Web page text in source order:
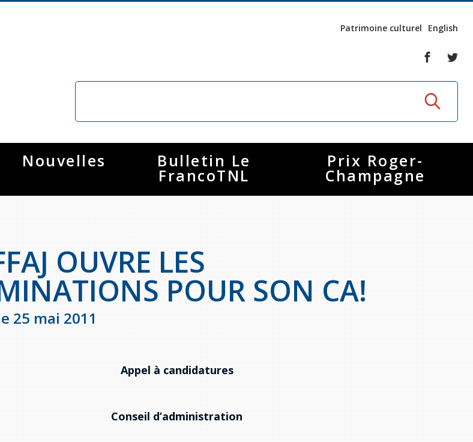
Patrimoine culturel English
Nouvelles Bulletin Le
FrancoTNL
Prix Roger-
Champagne
OUVRE LES
POUR SON CA!
25 mai 2011
Appel à candidatures
Conseil d’administration